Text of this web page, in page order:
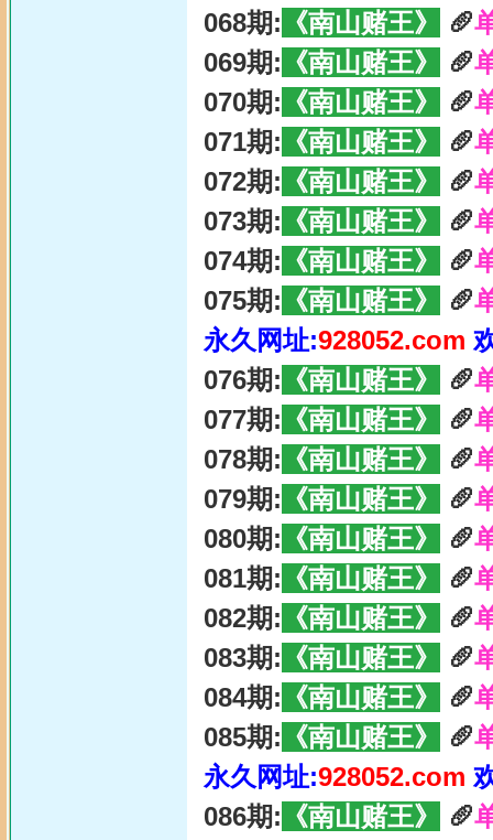
068期: 《南山赌王》 🥖
069期: 《南山赌王》 🥖
070期: 《南山赌王》 🥖
071期: 《南山赌王》 🥖
072期: 《南山赌王》 🥖
073期: 《南山赌王》 🥖
074期: 《南山赌王》 🥖
075期: 《南山赌王》 🥖
永久网址:928052.com
076期: 《南山赌王》 🥖
077期: 《南山赌王》 🥖
078期: 《南山赌王》 🥖
079期: 《南山赌王》 🥖
080期: 《南山赌王》 🥖
081期: 《南山赌王》 🥖
082期: 《南山赌王》 🥖
083期: 《南山赌王》 🥖
084期: 《南山赌王》 🥖
085期: 《南山赌王》 🥖
永久网址:928052.com
086期: 《南山赌王》 🥖